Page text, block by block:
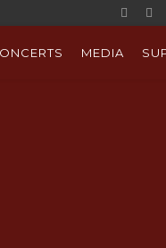
MEDIA